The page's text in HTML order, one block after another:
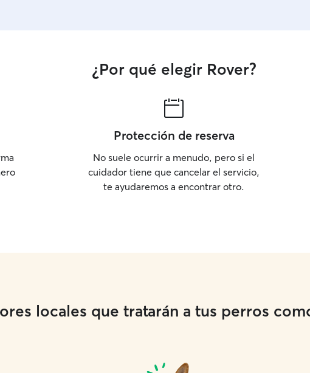
¿Por qué elegir Rover?
Protección de reserva
No suele ocurrir a menudo, pero si el
cuidador tiene que cancelar el servicio,
te ayudaremos a encontrar otro.
locales que tratarán a tus perros